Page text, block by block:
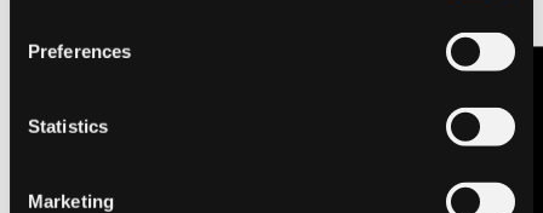
Preferences
Statistics
Marketing
Yamamoto, Maria Pina Bentivenga, Gianna
Bentivenga, Giulia Leonelli, Ilaria Rosselli Del Turco,
Reviati, Paul Dewis y Anonima Impressori- ha utilizado
una técnica y un papel diferentes para crear una obra
original que se incluye en el cierre de cada capítulo.Contáctanos